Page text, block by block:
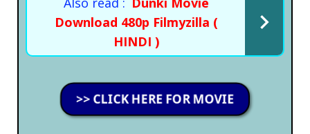
Download 480p Filmyzilla (
HINDI )
>> CLICK HERE FOR MOVIE